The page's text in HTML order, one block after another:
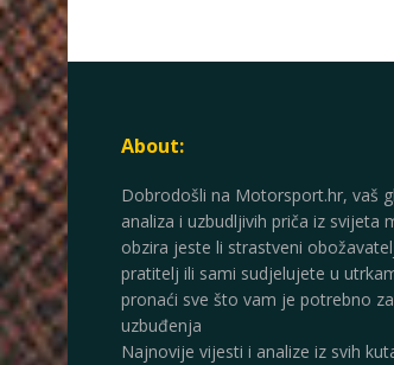
About:
Dobrodošli na Motorsport.hr, vaš
analiza i uzbudljivih priča iz svijeta
obzira jeste li strastveni
pratitelj ili sami sudjelujete u
pronaći sve što vam je potrebno
uzbuđenja
Najnovije vijesti i analize iz svih